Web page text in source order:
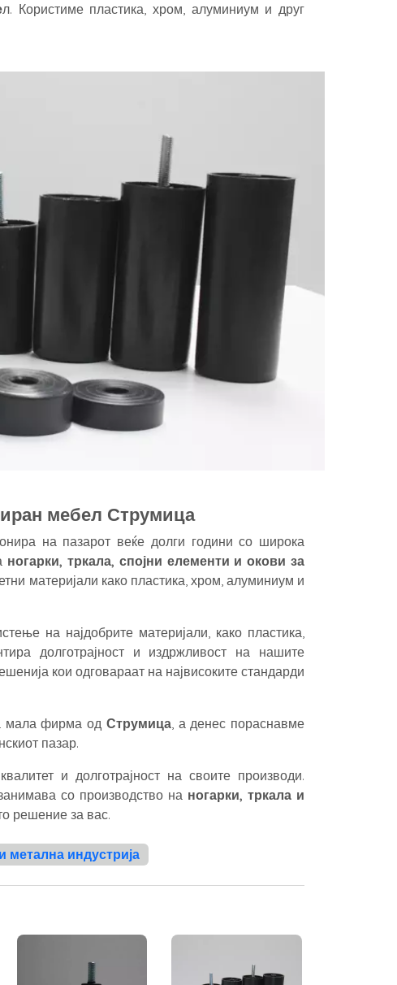
л. Користиме пластика, хром, алуминиум и друг
мебел Струмица
на пазарот веќе долги години со широка
ногарки, тркала, спојни елементи и окови за
материјали како пластика, хром, алуминиум и
на најдобрите материјали, како пластика,
долготрајност и издржливост на нашите
кои одговараат на највисоките стандарди
мала фирма од Струмица, а денес пораснавме
пазар.
и долготрајност на своите производи.
со производство на ногарки, тркала и
решение за вас.
метална индустрија